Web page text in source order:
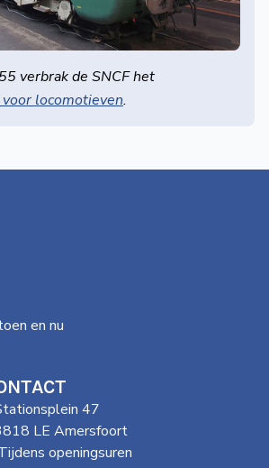
verbrak de SNCF het
locomotieven.
en nu
47
LE Amersfoort
openingsuren